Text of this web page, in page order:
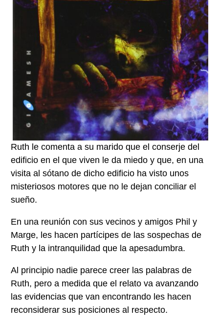
Ruth le comenta a su marido que el conserje del
edificio en el que viven le da miedo y que, en una
visita al sótano de dicho edificio ha visto unos
misteriosos motores que no le dejan conciliar el
sueño.
En una reunión con sus vecinos y amigos Phil y
Marge, les hacen partícipes de las sospechas de
Ruth y la intranquilidad que la apesadumbra.
Al principio nadie parece creer las palabras de
Ruth, pero a medida que el relato va avanzando
las evidencias que van encontrando les hacen
reconsiderar sus posiciones al respecto.